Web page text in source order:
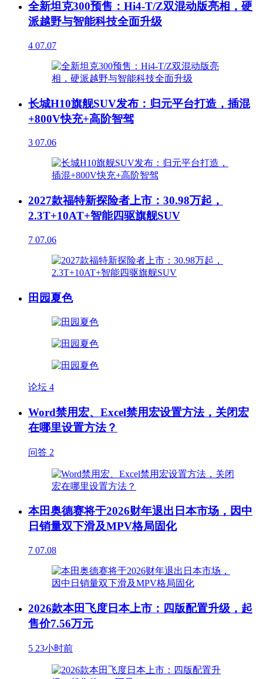
全新坦克300预售：Hi4-T/Z双混动版亮相，硬
派越野与智能科技全面升级
4 07.07
长城H10旗舰SUV发布：归元平台打造，插混
+800V快充+高阶智驾
3 07.06
2027款福特新探险者上市：30.98万起，
2.3T+10AT+智能四驱旗舰SUV
7 07.06
田园夏色
论坛 4
Word禁用宏、Excel禁用宏设置方法，关闭宏
在哪里设置方法？
问答 2
本田奥德赛将于2026财年退出日本市场，因中
日销量双下滑及MPV格局固化
7 07.08
2026款本田飞度日本上市：四版配置升级，起
售价7.56万元
5 23小时前